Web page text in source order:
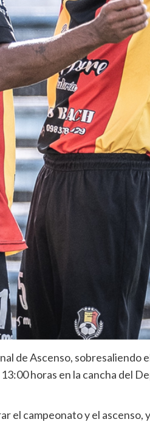
de Ascenso, sobresaliendo
horas en la cancha del
el campeonato y el ascenso,